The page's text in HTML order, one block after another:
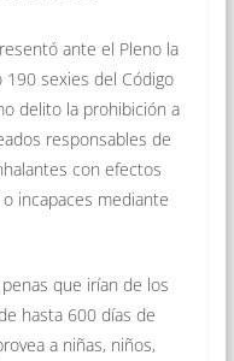
ante el Pleno la
sexies del Código
delito la prohibición a
responsables de
con efectos
incapaces mediante
que irían de los
hasta 600 días de
a niñas, niños,